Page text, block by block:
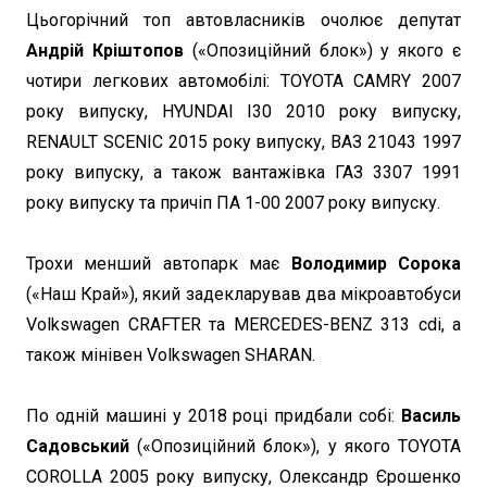
Цьогорічний топ автовласників очолює депутат
Андрій Кріштопов(«Опозиційний блок») у якого є
чотири легкових автомобілі: TOYOTA CAMRY 2007
року випуску, HYUNDAI I30 2010 року випуску,
RENAULT SCENIC 2015 року випуску, ВАЗ 21043 1997
року випуску, а також вантажівка ГАЗ 3307 1991
року випуску та причіп ПА 1-00 2007 року випуску.
Трохи менший автопарк має
Володимир Сорока
(«Наш Край»), який задекларував два мікроавтобуси
Volkswagen CRAFTER та MERCEDES-BENZ 313 cdi, а
також мінівен Volkswagen SHARAN.
По одній машині у 2018 році придбали собі: Василь
Садовський («Опозиційний блок»), у якого TOYOTA
COROLLA 2005 року випуску, Олександр Єрошенко